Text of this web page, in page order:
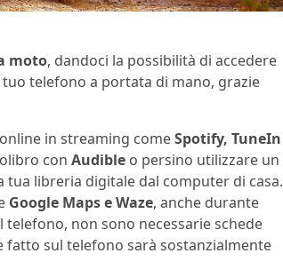
moto, dandoci la possibilità di accedere
telefono a portata di mano, grazie
in streaming comeSpotify, TuneIn
con Audible o persino utilizzare un
libreria digitale dal computer di casa.
Google Maps e Waze, anche durante
non sono necessarie schede
fatto sul telefono sarà sostanzialmente